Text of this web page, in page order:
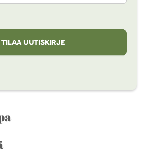
TILAA UUTISKIRJE